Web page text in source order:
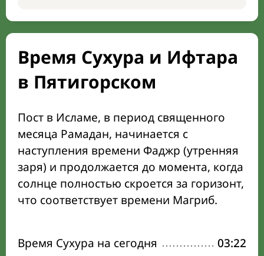
Время Сухура и Ифтара
в Пятигорском
Пост в Исламе, в период священного
месяца Рамадан, начинается с
наступления времени Фаджр (утренняя
заря) и продолжается до момента, когда
солнце полностью скроется за горизонт,
что соответствует времени Магриб.
Время Сухура на сегодня 03:22